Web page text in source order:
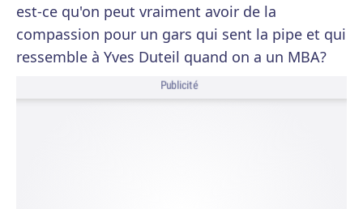
est-ce qu'on peut vraiment avoir de la
compassion pour un gars qui sent la pipe et qui
ressemble à Yves Duteil quand on a un MBA?
Publicité